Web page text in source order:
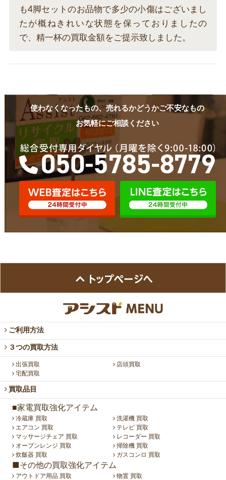
も4脚セットのお品物で多少の小傷はございまし
たが概ねきれいな状態を保っておりましたの
で、精一杯の買取金額をご提示致しました。
使わなくなったもの、売れるかどうかご不安なもの
お気軽にご相談ください
ご利用方法
３つの買取方法
出張買取
店頭買取
宅配買取
買取品目
■家電買取強化アイテム
冷蔵庫 買取
洗濯機 買取
エアコン 買取
テレビ 買取
マッサージチェア 買取
レコーダー 買取
オーブンレンジ 買取
掃除機 買取
炊飯器 買取
ガスコンロ 買取
■その他の買取強化アイテム
アウトドア用品 買取
物置 買取